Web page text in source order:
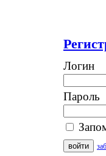
Логин
Пароль